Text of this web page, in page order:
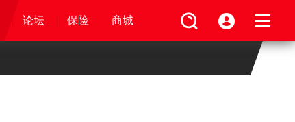
保险 商城
论坛 保险 商城
论坛 保险 商城
论坛 保险 商城